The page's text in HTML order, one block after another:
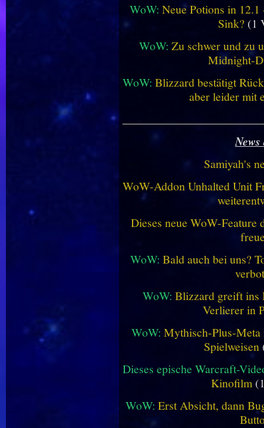
WoW:Neue Potions in
Sink? (1
WoW: Zu schwer und zu
Midnight-
WoW: Blizzard bestätigt
aber leider mit
Samiyah's
WoW-Addon Unhalted Unit
Dieses neue WoW-
WoW: Bald auch bei uns?
WoW: Blizzard greift ins
Verlierer in
WoW: Mythisch-Plus-Meta
Spielweisen
Dieses epische Warcraft-
Kinofilm
WoW: Erst Absicht, dann